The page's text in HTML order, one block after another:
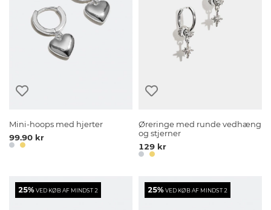
Mini-hoops med hjerter
99.90 kr
Øreringe med runde vedhæng
og stjerner
129 kr
25%VED KØB AF MINDST 2 25%VED KØB AF MINDST 2